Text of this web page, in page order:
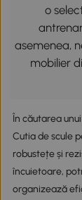
o
asemenea,
mobilier
În căutarea
Cutia de scule
robustețe și
încuietoare,
organizează